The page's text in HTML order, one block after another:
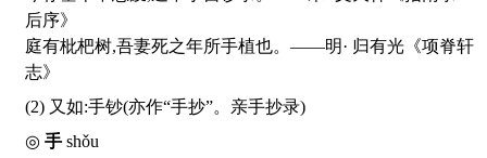
后序》
庭有枇杷树,吾妻死之年所手植也。——明· 归有光《项脊轩
志》
(2) 又如:手钞(亦作“手抄”。亲手抄录)
手 shǒu